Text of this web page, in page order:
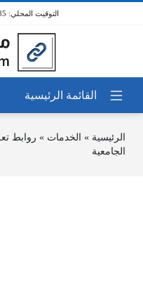
الرئيسية » الخدمات » روابط
الجامعية